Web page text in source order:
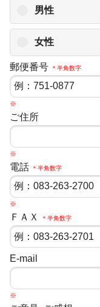
男性
女性
郵便番号 ＊半角数字
※
ご住所
※
電話 ＊半角数字
※
ＦＡＸ ＊半角数字
E-mail
※